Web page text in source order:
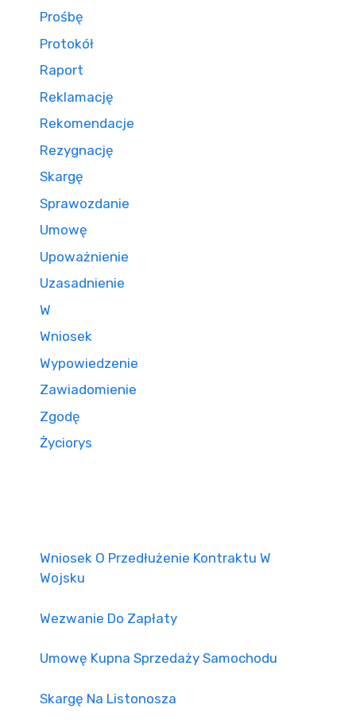
Prośbę
Protokół
Raport
Reklamację
Rekomendacje
Rezygnację
Skargę
Sprawozdanie
Umowę
Upoważnienie
Uzasadnienie
W
Wniosek
Wypowiedzenie
Zawiadomienie
Zgodę
Życiorys
Wniosek O Przedłużenie Kontraktu W
Wojsku
Wezwanie Do Zapłaty
Umowę Kupna Sprzedaży Samochodu
Skargę Na Listonosza